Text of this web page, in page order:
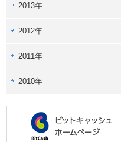
2013年
2012年
2011年
2010年